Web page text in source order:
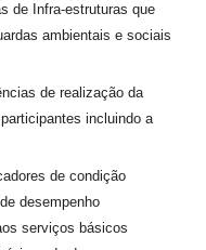
de Infra-estruturas que
ambientais e sociais
de realização da
incluindo a
de condição
desempenho
serviços básicos